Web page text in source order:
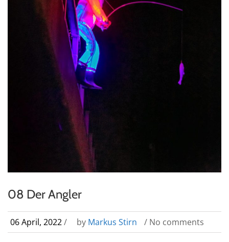
08 Der Angler
06 April, 2022/ by Markus Stirn / No comments